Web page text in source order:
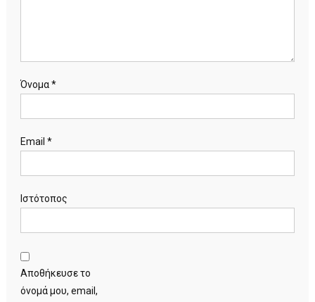
Όνομα*
Email *
Ιστότοπος
Αποθήκευσε το
όνομά μου, email,